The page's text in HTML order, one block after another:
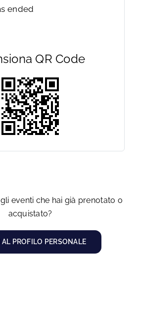
ended
QR Code
eventi che hai già prenotato o
acquistato?
AL PROFILO PERSONALE